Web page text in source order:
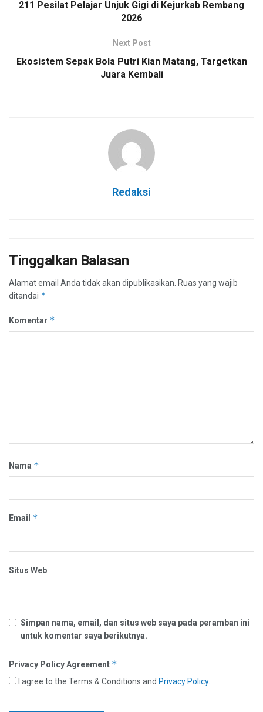
211 Pesilat Pelajar Unjuk Gigi di Kejurkab Rembang
2026
Next Post
Ekosistem Sepak Bola Putri Kian Matang, Targetkan
Juara Kembali
Redaksi
Tinggalkan Balasan
Alamat email Anda tidak akan dipublikasikan. Ruas yang wajib
ditandai *
Komentar *
Nama *
Email *
Situs Web
Simpan nama, email, dan situs web saya pada peramban ini
untuk komentar saya berikutnya.
Privacy Policy Agreement *
I agree to the Terms & Conditions and Privacy Policy.